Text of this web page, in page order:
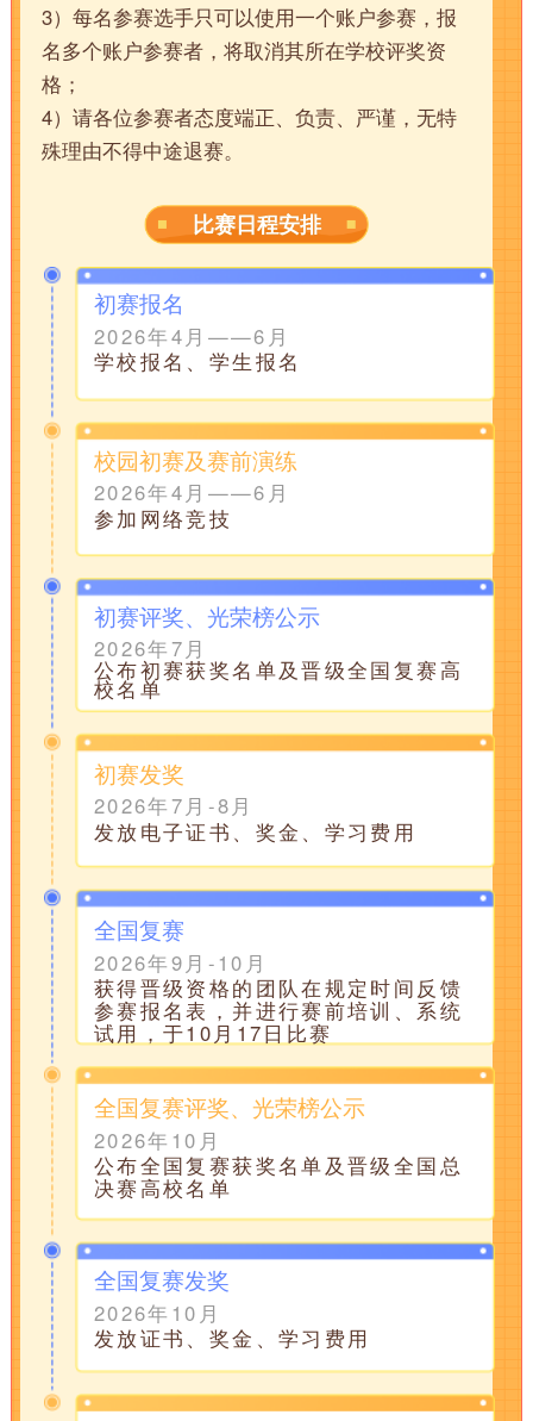
3）每名参赛选手只可以使用一个账户参赛，报
名多个账户参赛者，将取消其所在学校评奖资
格；
4）请各位参赛者态度端正、负责、严谨，无特
殊理由不得中途退赛。
比赛日程安排
初赛报名
2026年4月——6月
学校报名、学生报名
校园初赛及赛前演练
2026年4月——6月
参加网络竞技
初赛评奖、光荣榜公示
2026年7月
公布初赛获奖名单及晋级全国复赛高
校名单
初赛发奖
2026年7月-8月
发放电子证书、奖金、学习费用
全国复赛
2026年9月-10月
获得晋级资格的团队在规定时间反馈
参赛报名表，并进行赛前培训、系统
试用，于10月17日比赛
全国复赛评奖、光荣榜公示
2026年10月
公布全国复赛获奖名单及晋级全国总
决赛高校名单
全国复赛发奖
2026年10月
发放证书、奖金、学习费用